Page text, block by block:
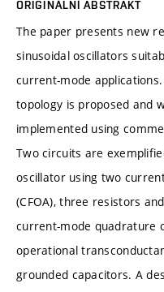
ORIGINÁLNÍ ABSTRAKT
The paper presents new
sinusoidal oscillators
current-mode
topology is proposed and
implemented using
Two circuits are
oscillator using two
(CFOA), three resistors
current-mode quadrature
operational
grounded capacitors. A